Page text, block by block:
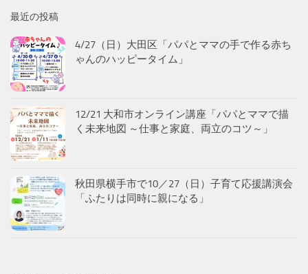
最近の投稿
4/27（日）大田区「パパとママの手で作る赤ち
ゃんのハッピータイム」
12/21 大和市オンライン講座「パパとママで描
く未来地図 ～仕事と家庭、両立のコツ～」
秋田県横手市で10／27（日）子育て応援講演会
「ふたりは同時に親になる」